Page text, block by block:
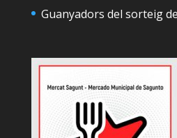
Guanyadors del sorteig